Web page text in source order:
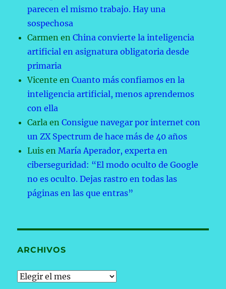
parecen el mismo trabajo. Hay una
sospechosa
Carmen enChina convierte la inteligencia
artificial en asignatura obligatoria desde
primaria
Vicente enCuanto más confiamos en la
inteligencia artificial, menos aprendemos
con ella
Carla enConsigue navegar por internet con
un ZX Spectrum de hace más de 40 años
Luis enMaría Aperador, experta en
ciberseguridad: “El modo oculto de Google
no es oculto. Dejas rastro en todas las
páginas en las que entras”
ARCHIVOS
Archivos